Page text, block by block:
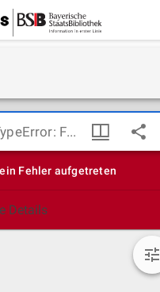
TypeError: Failed to fetch
Fehler aufgetreten
Details